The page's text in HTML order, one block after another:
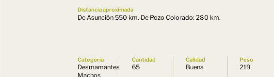
Distancia aproximada
De Asunción 550 km. De Pozo Colorado: 280 km.
Categoría
Desmamantes
Machos
Cantidad
65
Calidad
Buena
Peso
219